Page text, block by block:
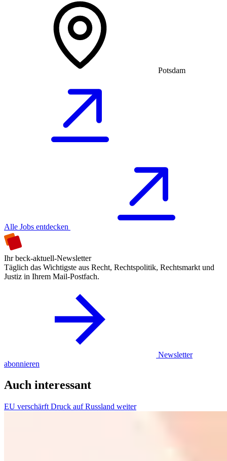
Potsdam
Alle Jobs entdecken
Ihr beck-aktuell-Newsletter
Täglich das Wichtigste aus Recht, Rechtspolitik, Rechtsmarkt und
Justiz in Ihrem Mail-Postfach.
Newsletter
abonnieren
Auch interessant
EU verschärft Druck auf Russland weiter